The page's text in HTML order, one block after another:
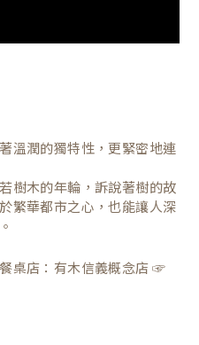
溫潤的獨特性，更緊密地連
樹木的年輪，訴說著樹的故
繁華都市之心，也能讓人深
桌店：有木信義概念店 ☞